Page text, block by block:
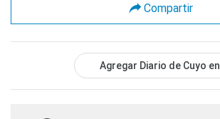
Compartir
Agregar Diario de Cuyo en